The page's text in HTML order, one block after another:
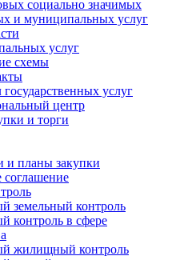
социально значимых
и муниципальных услуг
услуг
схемы
услуг
центр
и торги
и планы закупки
соглашение
земельный контроль
контроль в сфере
жилищный контроль